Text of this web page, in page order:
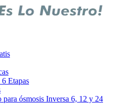
6 Etapas
ósmosis Inversa 6, 12 y 24